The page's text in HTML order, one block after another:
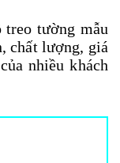
treo tường mẫu
chất lượng, giá
nhiều khách